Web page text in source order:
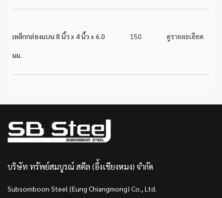
เหล็กกล่องแบน 8 นิ้ว x 4 นิ้ว x 6.0
มม.
150 ดูรายละเอียด
บริษัท ทรัพย์สมบูรณ์ สตีล (อึ้งเชียงหมง) จำกัด
Subsomboon Steel (Eung Chiangmong) Co., Ltd.